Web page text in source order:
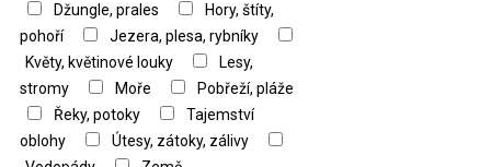
Džungle, prales
Hory, štíty,
pohoří
Jezera, plesa, rybníky
Květy, květinové louky
Lesy,
stromy
Moře
Pobřeží, pláže
Řeky, potoky
Tajemství
oblohy
Útesy, zátoky, zálivy